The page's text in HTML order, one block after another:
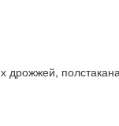
дрожжей,